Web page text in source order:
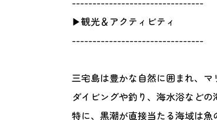
▶観光＆アクティビティ
--------------------------------
三宅島は豊かな自然に囲まれ、マ
ダイビングや釣り、海水浴など
特に、黒潮が直接当たる海域は